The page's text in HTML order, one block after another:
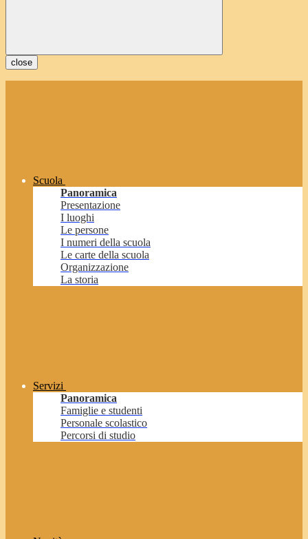
close
Scuola
Panoramica
Presentazione
I luoghi
Le persone
I numeri della scuola
Le carte della scuola
Organizzazione
La storia
Servizi
Panoramica
Famiglie e studenti
Personale scolastico
Percorsi di studio